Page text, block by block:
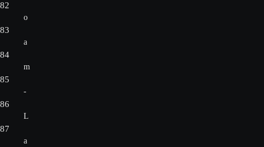
82
o
83
a
84
m
85
-
86
L
87
a